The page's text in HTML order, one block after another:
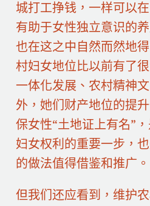
城打工挣钱，一样可以
有助于女性独立意识的
也在这之中自然而然地
村妇女地位比以前有了
一体化发展、农村精神
外，她们财产地位的提
保女性“土地证上有名”
妇女权利的重要一步，
的做法值得借鉴和推广。
但我们还应看到，维护